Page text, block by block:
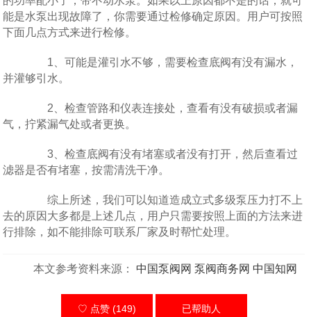
能是水泵出现故障了，你需要通过检修确定原因。用户可按照
下面几点方式来进行检修。
1、可能是灌引水不够，需要检查底阀有没有漏水，
并灌够引水。
2、检查管路和仪表连接处，查看有没有破损或者漏
气，拧紧漏气处或者更换。
3、检查底阀有没有堵塞或者没有打开，然后查看过
滤器是否有堵塞，按需清洗干净。
综上所述，我们可以知道造成立式多级泵压力打不上
去的原因大多都是上述几点，用户只需要按照上面的方法来进
行排除，如不能排除可联系厂家及时帮忙处理。
本文参考资料来源： 中国泵阀网 泵阀商务网 中国知网
♡ 点赞 (149) 已帮助人